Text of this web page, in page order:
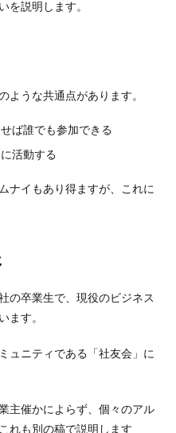
を説明します。
ような共通点があります。
ば誰でも参加できる
活動する
ナイもあり得ますが、これに
の卒業生で、現役のビジネス
ます。
ュニティである「社友会」に
主催かによらず、個々のアル
れも別の稿で説明します